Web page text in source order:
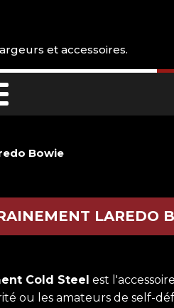
et accessoires.
Bowie
LAREDO
Cold Steel est
ou les amateurs de self-